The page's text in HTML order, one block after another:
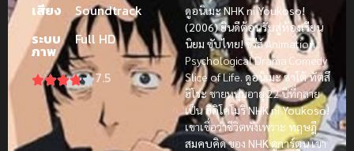
เสียง
Soundtrack
ระบบ
ภาพ
Full HD
7.5
ดูอนิเมะ NHK ni Youkoso!
(2006) ยินดีต้อนรับสู่ห้องเรียน
นิยม ซับไทย!ซีรีส์ Animation
Psychological Drama Comedy
Slice of Life.ดูอนิเมะซาโต้ ทัตสึ
ฮิโระชายหนุ่มอายุ 22 ปีที่กลาย
เป็นฮิคิโคโมริNHK ni Youkoso!
เขาเชื่อว่าชีวิตพังเพราะ ทฤษฎี
สมคบคิดของ NHKดูการ์ตูนเขา